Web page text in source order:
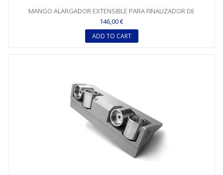
MANGO ALARGADOR EXTENSIBLE PARA FINALIZADOR DE
ESQUINAS...
146,00 €
ADD TO CART